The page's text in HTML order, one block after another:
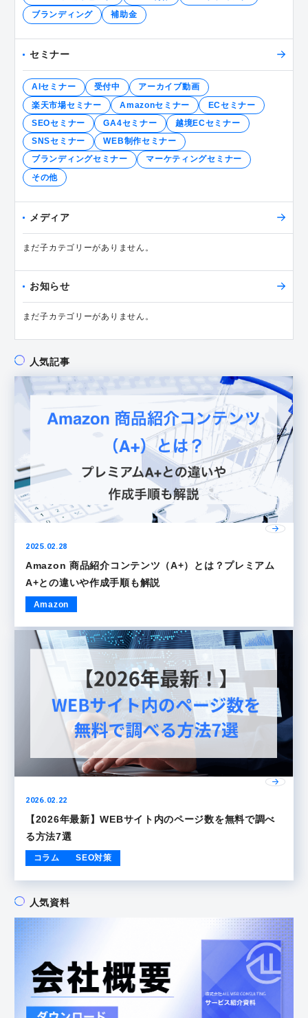
ブランディング
補助金
セミナー
AIセミナー 受付中
アーカイブ動画
楽天市場セミナー
Amazonセミナー
ECセミナー
SEOセミナー
GA4セミナー
越境ECセミナー
SNSセミナー
WEB制作セミナー
ブランディングセミナー
マーケティングセミナー
その他
メディア
まだ子カテゴリーがありません。
お知らせ
まだ子カテゴリーがありません。
人気記事
2025.02.28
Amazon 商品紹介コンテンツ（A+）とは？プレミアム
A+との違いや作成手順も解説
Amazon
2026.02.22
【2026年最新】WEBサイト内のページ数を無料で調べ
る方法7選
コラム SEO対策
人気資料